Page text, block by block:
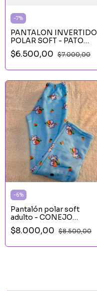
-7%
PANTALON INVERTIDO
POLAR SOFT - PATO
LUCAS CUADRADOS
$6.500,00 $7.000,00
-6%
Pantalón polar soft
adulto - CONEJO
CELESTE
$8.000,00 $8.500,00